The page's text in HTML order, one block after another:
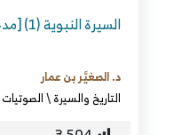
السيرة النبوية (1) [مدخل إلى دراسة السيرة]
د. الصغيَّر بن عمار
التاريخ والسيرة\الصوتيات